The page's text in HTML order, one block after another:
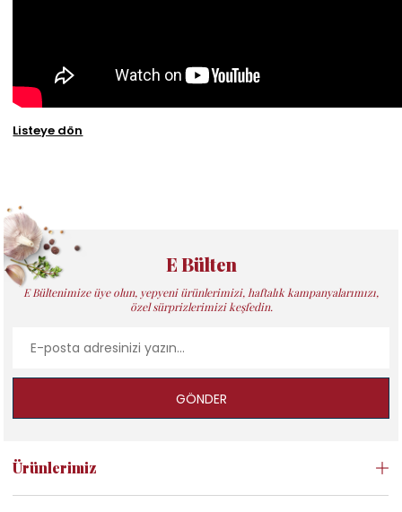
Listeye dön
E Bülten
E Bültenimize üye olun, yepyeni ürünlerimizi, haftalık kampanyalarımızı,
özel sürprizlerimizi keşfedin.
GÖNDER
Ürünlerimiz